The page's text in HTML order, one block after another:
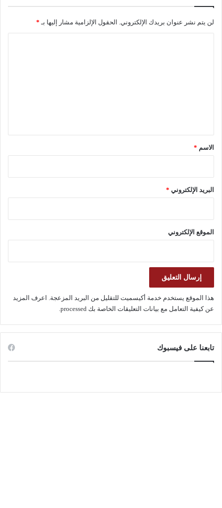
لن يتم نشر عنوان بريدك الإلكتروني. الحقول الإلزامية مشار إليها بـ *
*
الاسم *
البريد الإلكتروني *
الموقع الإلكتروني
هذا الموقع يستخدم خدمة أكيسميت للتقليل من البريد المزعجة. اعرف المزيد
عن كيفية التعامل مع بيانات التعليقات الخاصة بك processed
تابعنا على فيسبوك